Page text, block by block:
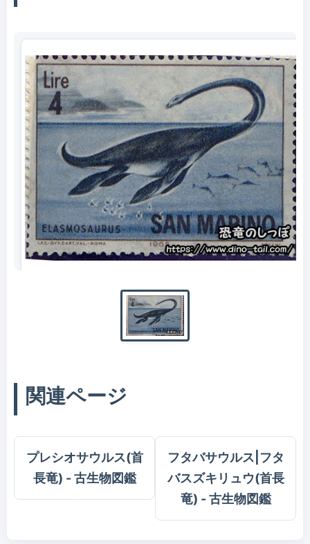
エラスモサウルスの切手
関連ページ
プレシオサウルス(首
長竜) - 古生物図鑑
フタバサウルス|フタ
バスズキリュウ(首長
竜) - 古生物図鑑